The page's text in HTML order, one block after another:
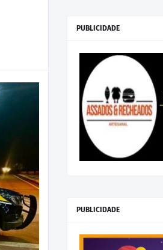
PUBLICIDADE
PUBLICIDADE